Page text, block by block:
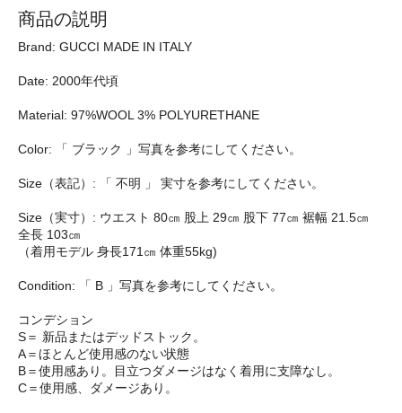
商品の説明
Brand: GUCCI MADE IN ITALY
Date: 2000年代頃
Material: 97%WOOL 3% POLYURETHANE
Color: 「 ブラック 」写真を参考にしてください。
Size（表記）: 「 不明 」 実寸を参考にしてください。
Size（実寸）: ウエスト 80㎝ 股上 29㎝ 股下 77㎝ 裾幅 21.5㎝
全長 103㎝
（着用モデル 身長171㎝ 体重55kg)
Condition: 「 B 」写真を参考にしてください。
コンデション
S＝ 新品またはデッドストック。
A＝ほとんど使用感のない状態
B＝使用感あり。目立つダメージはなく着用に支障なし。
C＝使用感、ダメージあり。